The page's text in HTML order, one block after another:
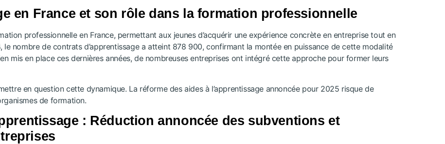
en France et son rôle dans la formation professionnelle
professionnelle en France, permettant aux jeunes d’acquérir une expérience concrète en entreprise tout en
le nombre de contrats d’apprentissage a atteint 878 900, confirmant la montée en puissance de cette modalité
mis en place ces dernières années, de nombreuses entreprises ont intégré cette approche pour former leurs
en question cette dynamique. La réforme des aides à l’apprentissage annoncée pour 2025 risque de
de formation.
: Réduction annoncée des subventions et